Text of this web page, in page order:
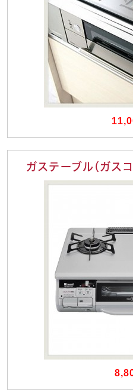
ガステーブル（ガス